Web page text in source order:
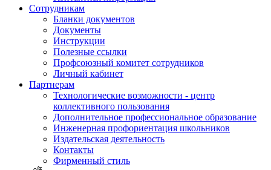
Сотрудникам
Бланки документов
Документы
Инструкции
Полезные ссылки
Профсоюзный комитет сотрудников
Личный кабинет
Партнерам
Технологические возможности - центр
коллективного пользования
Дополнительное профессиональное образование
Инженерная профориентация школьников
Издательская деятельность
Контакты
Фирменный стиль